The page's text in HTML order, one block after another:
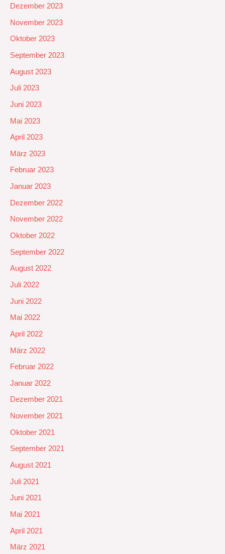
Dezember 2023
November 2023
Oktober 2023
September 2023
August 2023
Juli 2023
Juni 2023
Mai 2023
April 2023
März 2023
Februar 2023
Januar 2023
Dezember 2022
November 2022
Oktober 2022
September 2022
August 2022
Juli 2022
Juni 2022
Mai 2022
April 2022
März 2022
Februar 2022
Januar 2022
Dezember 2021
November 2021
Oktober 2021
September 2021
August 2021
Juli 2021
Juni 2021
Mai 2021
April 2021
März 2021